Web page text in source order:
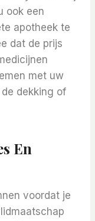
ook een
apotheek te
dat de prijs
met uw
dekking of
En
voordat je